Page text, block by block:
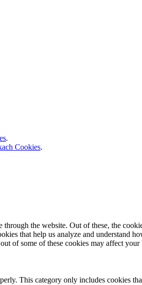
.
Cookies.
the website. Out of these, the
that help us analyze and understand
of some of these cookies may affect
This category only includes cookies